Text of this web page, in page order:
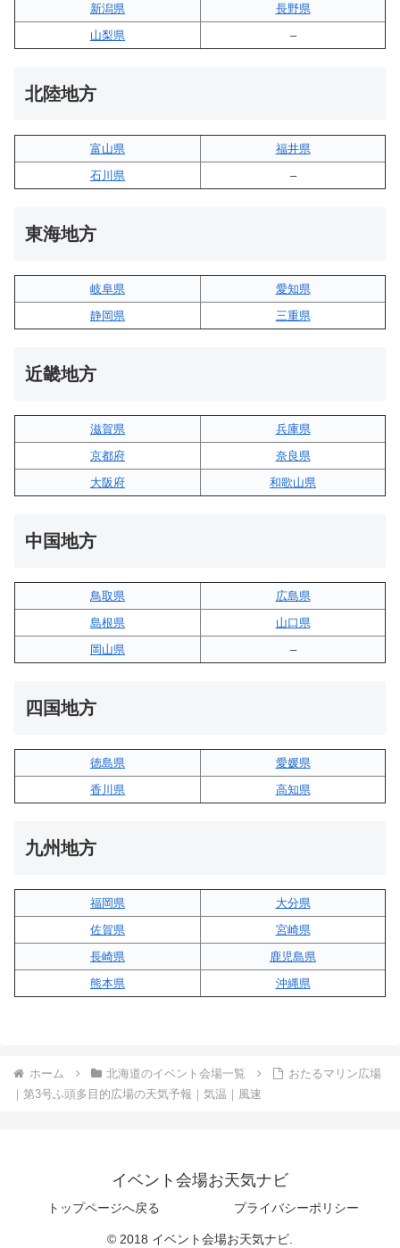
新潟県
長野県
山梨県
–
北陸地方
富山県
福井県
石川県
–
東海地方
岐阜県
愛知県
静岡県
三重県
近畿地方
滋賀県
兵庫県
京都府
奈良県
大阪府
和歌山県
中国地方
鳥取県
広島県
島根県
山口県
岡山県
–
四国地方
徳島県
愛媛県
香川県
高知県
九州地方
福岡県
大分県
佐賀県
宮崎県
長崎県
鹿児島県
熊本県
沖縄県
ホーム 北海道のイベント会場一覧
おたるマリン広場
｜第3号ふ頭多目的広場の天気予報｜気温｜風速
イベント会場お天気ナビ
トップページへ戻る プライバシーポリシー
© 2018 イベント会場お天気ナビ.